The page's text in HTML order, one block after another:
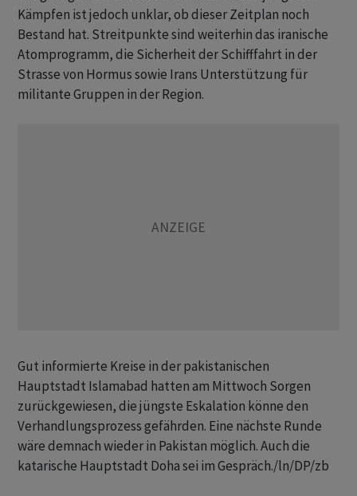
Kämpfen ist jedoch unklar, ob dieser Zeitplan noch
Bestand hat. Streitpunkte sind weiterhin das iranische
Atomprogramm, die Sicherheit der Schifffahrt in der
Strasse von Hormus sowie Irans Unterstützung für
militante Gruppen in der Region.
Gut informierte Kreise in der pakistanischen
Hauptstadt Islamabad hatten am Mittwoch Sorgen
zurückgewiesen, die jüngste Eskalation könne den
Verhandlungsprozess gefährden. Eine nächste Runde
wäre demnach wieder in Pakistan möglich. Auch die
katarische Hauptstadt Doha sei im Gespräch./ln/DP/zb